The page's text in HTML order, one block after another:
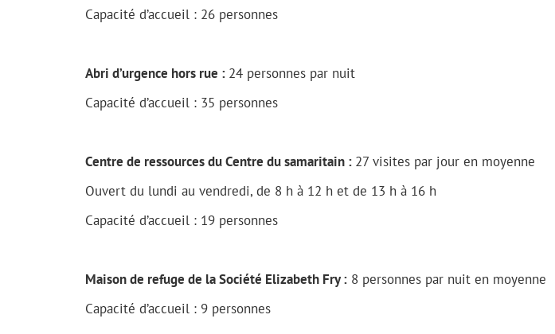
Capacité d’accueil : 26 personnes
Abri d’urgence hors rue : 24 personnes par nuit
Capacité d’accueil : 35 personnes
Centre de ressources du Centre du samaritain : 27 visites par jour en moyenne
Ouvert du lundi au vendredi, de 8 h à 12 h et de 13 h à 16 h
Capacité d’accueil : 19 personnes
Maison de refuge de la Société Elizabeth Fry : 8 personnes par nuit en moyenne
Capacité d’accueil : 9 personnes